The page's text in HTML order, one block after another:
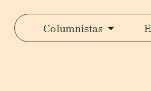
Columnistas